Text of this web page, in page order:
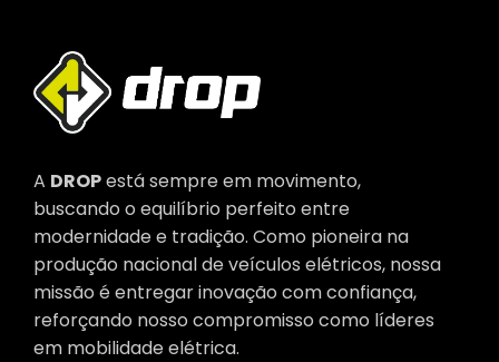
A DROPestá sempre em movimento,
buscando o equilíbrio perfeito entre
modernidade e tradição. Como pioneira na
produção nacional de veículos elétricos, nossa
missão é entregar inovação com confiança,
reforçando nosso compromisso como líderes
em mobilidade elétrica.